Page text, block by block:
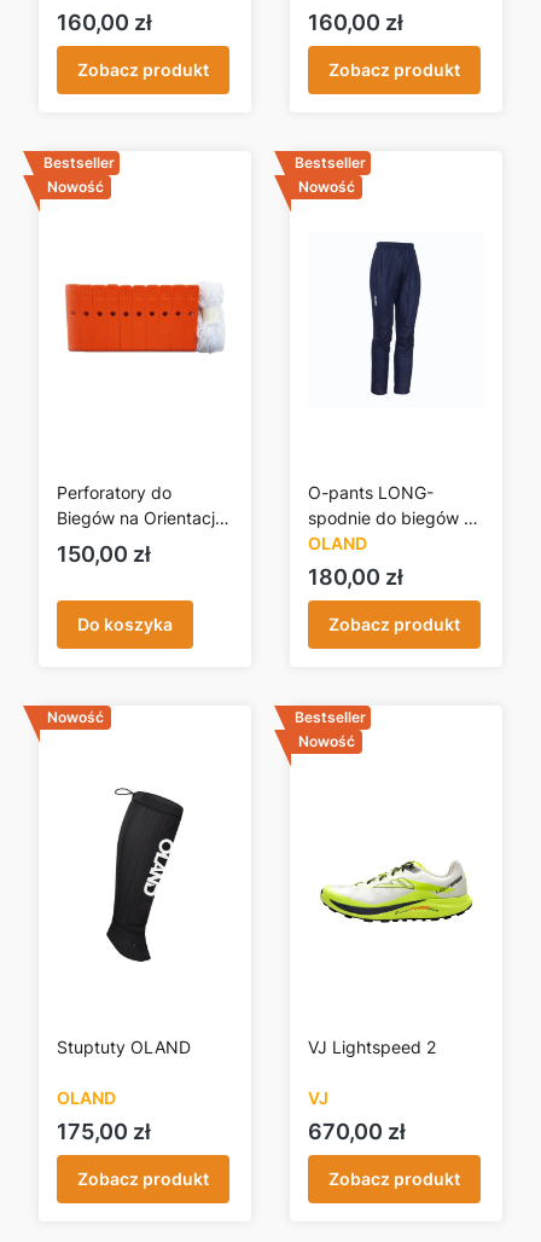
Cena
160,00 zł
Zobacz produkt
Cena
160,00 zł
Zobacz produkt
Bestseller
Nowość
Perforatory do
Biegów na Orientację
- zestaw 10szt.
Cena
150,00 zł
Do koszyka
Bestseller
Nowość
O-pants LONG-
spodnie do biegów na
orientację -
granatowe
OLAND
Cena
180,00 zł
Zobacz produkt
Nowość
Stuptuty OLAND
OLAND
Cena
175,00 zł
Zobacz produkt
Bestseller
Nowość
VJ Lightspeed 2
VJ
Cena
670,00 zł
Zobacz produkt